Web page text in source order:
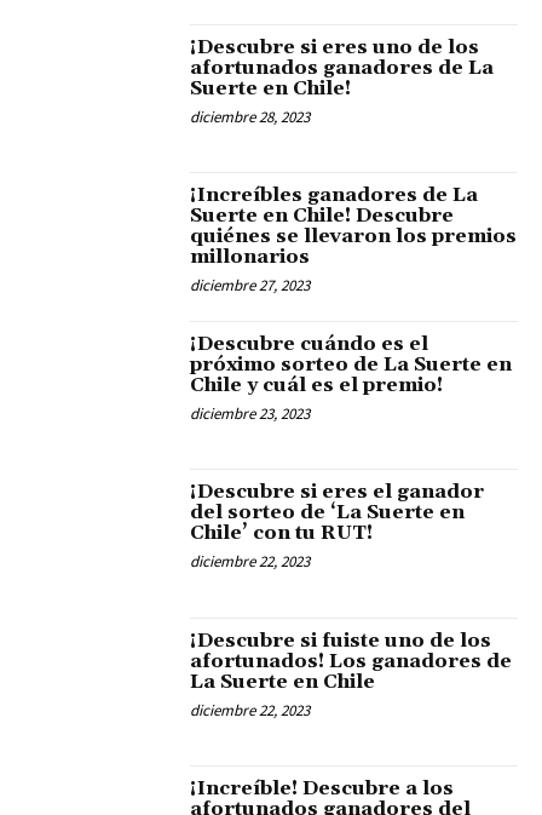
¡Descubre si eres uno de los
afortunados ganadores de La
Suerte en Chile!
diciembre 28, 2023
¡Increíbles ganadores de La
Suerte en Chile! Descubre
quiénes se llevaron los premios
millonarios
diciembre 27, 2023
¡Descubre cuándo es el
próximo sorteo de La Suerte en
Chile y cuál es el premio!
diciembre 23, 2023
¡Descubre si eres el ganador
del sorteo de ‘La Suerte en
Chile’ con tu RUT!
diciembre 22, 2023
¡Descubre si fuiste uno de los
afortunados! Los ganadores de
La Suerte en Chile
diciembre 22, 2023
¡Increíble! Descubre a los
afortunados ganadores del